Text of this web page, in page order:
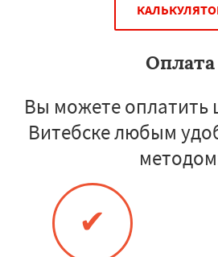
Оплата
Вы можете оплатить
Витебске любым
✔